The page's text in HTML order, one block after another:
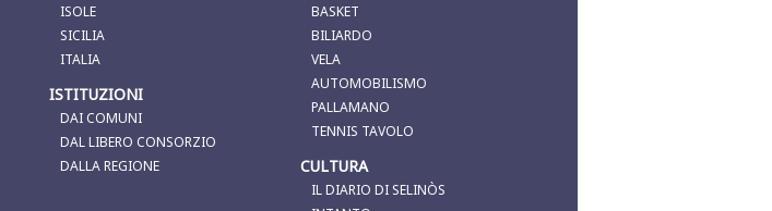
ISOLE
SICILIA
ITALIA
ISTITUZIONI
DAI COMUNI
DAL LIBERO CONSORZIO
DALLA REGIONE
BASKET
BILIARDO
VELA
AUTOMOBILISMO
PALLAMANO
TENNIS TAVOLO
CULTURA
IL DIARIO DI SELINÒS